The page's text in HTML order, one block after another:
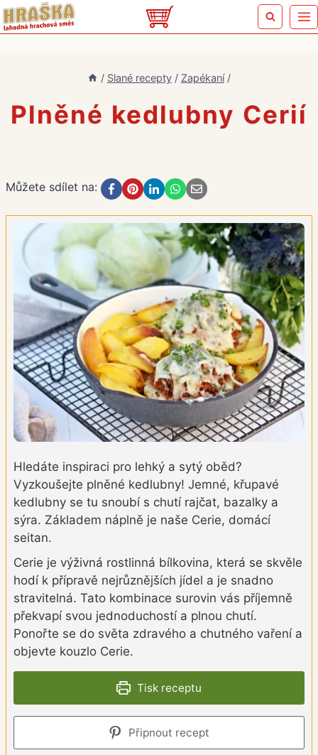
Přeskočit
na
/ Slané recepty / Zapékaní /
Plněné kedlubny Cerií
Můžete sdílet na:
Hledáte inspiraci pro lehký a sytý oběd?
Vyzkoušejte plněné kedlubny! Jemné, křupavé
kedlubny se tu snoubí s chutí rajčat, bazalky a
sýra. Základem náplně je naše Cerie, domácí
seitan.
Cerie je výživná rostlinná bílkovina, která se skvěle
hodí k přípravě nejrůznějších jídel a je snadno
stravitelná. Tato kombinace surovin vás příjemně
překvapí svou jednoduchostí a plnou chutí.
Ponořte se do světa zdravého a chutného vaření a
objevte kouzlo Cerie.
Tisk receptu
Připnout recept